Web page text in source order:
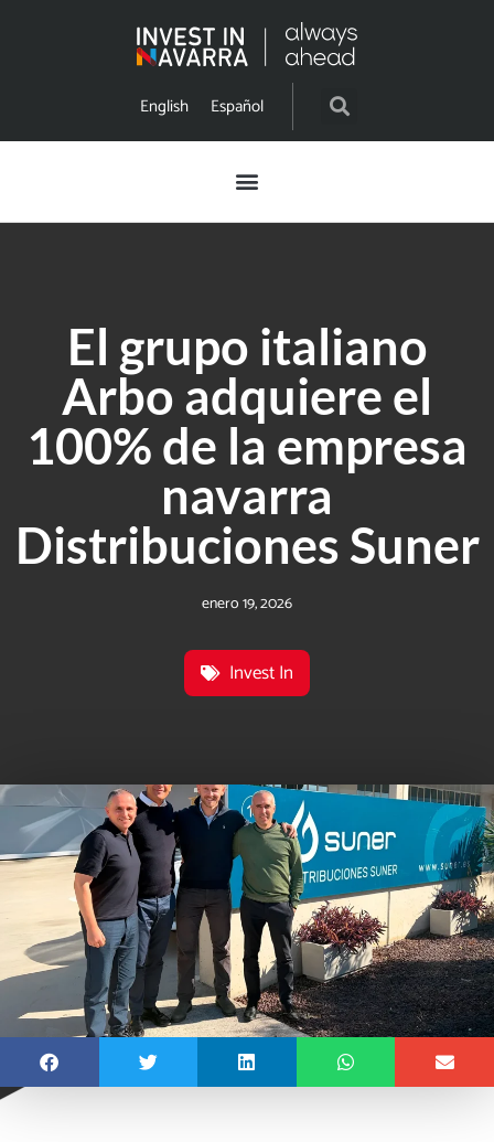
English Español
El grupo italiano
Arbo adquiere el
100% de la empresa
navarra
Distribuciones Suner
enero 19, 2026
Invest In